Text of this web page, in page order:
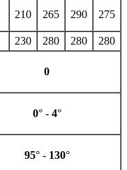
210 265 290 275
230 280 280
280
0
0° - 4°
95° - 130°